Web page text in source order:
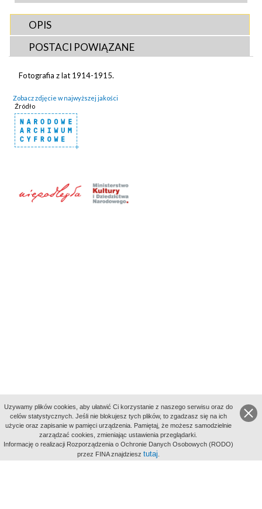
OPIS
POSTACI POWIĄZANE
Fotografia z lat 1914-1915.
Zobacz zdjęcie w najwyższej jakości
Źródło
aktywności
Uzywamy plików cookies, aby ułatwić Ci korzystanie z naszego serwisu oraz do
celów statystycznych. Jeśli nie blokujesz tych plików, to zgadzasz się na ich
użycie oraz zapisanie w pamięci urządzenia. Pamiętaj, że możesz samodzielnie
zarządzać cookies, zmieniając ustawienia przeglądarki.
Informację o realizacji Rozporządzenia o Ochronie Danych Osobowych (RODO)
przez FINA znajdziesz tutaj